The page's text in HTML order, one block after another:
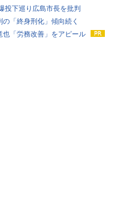
投下巡り広島市長を批判
の「終身刑化」傾向続く
也「労務改善」をアピール